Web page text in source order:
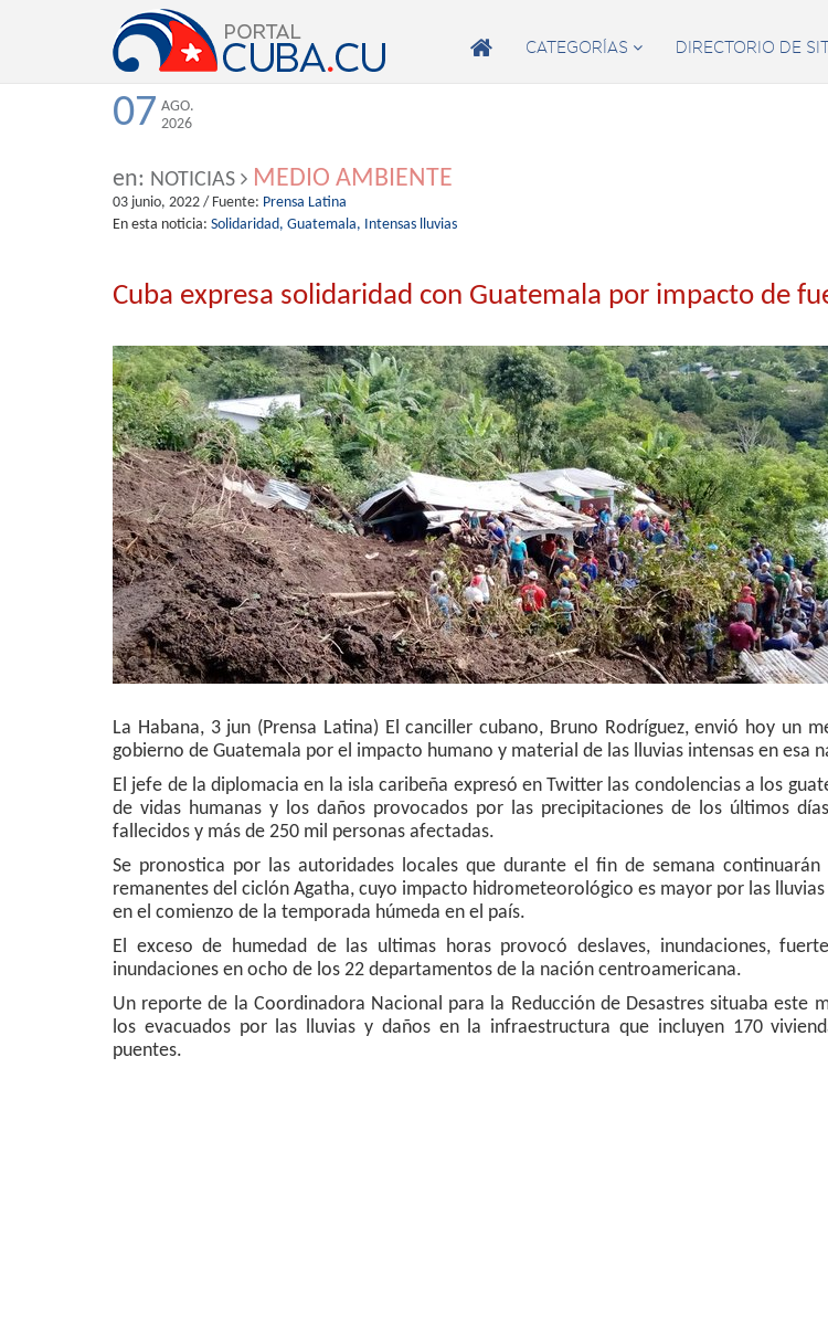
 CATEGORÍAS  DIRECTORIO DE
07 AGO.
2026
en: NOTICIAS MEDIO AMBIENTE
03 junio, 2022 / Fuente: Prensa Latina
En esta noticia: Solidaridad, Guatemala, Intensas lluvias
Cuba expresa solidaridad con Guatemala por impacto de
La Habana, 3 jun (Prensa Latina) El canciller cubano, Bruno Rodríguez, envió hoy un
gobierno de Guatemala por el impacto humano y material de las lluvias intensas en esa
El jefe de la diplomacia en la isla caribeña expresó en Twitter las condolencias a los
de vidas humanas y los daños provocados por las precipitaciones de los últimos
fallecidos y más de 250 mil personas afectadas.
Se pronostica por las autoridades locales que durante el fin de semana continuarán
remanentes del ciclón Agatha, cuyo impacto hidrometeorológico es mayor por las
en el comienzo de la temporada húmeda en el país.
El exceso de humedad de las ultimas horas provocó deslaves, inundaciones,
inundaciones en ocho de los 22 departamentos de la nación centroamericana.
Un reporte de la Coordinadora Nacional para la Reducción de Desastres situaba este
los evacuados por las lluvias y daños en la infraestructura que incluyen 170
puentes.